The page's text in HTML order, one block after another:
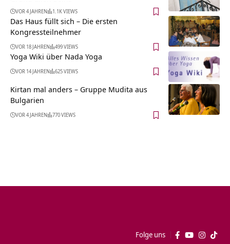
VOR 4 JAHREN 1.1K VIEWS
Das Haus füllt sich – Die ersten
Kongressteilnehmer
VOR 18 JAHREN 499 VIEWS
Yoga Wiki über Nada Yoga
VOR 14 JAHREN 625 VIEWS
Kirtan mal anders – Gruppe Mudita aus
Bulgarien
VOR 4 JAHREN 770 VIEWS
Folge uns